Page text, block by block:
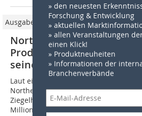
» den neuesten
Forschung & Entwicklung
» aktuellen
» allen Veranstaltungen
einen Klick!
» Produktneuheiten
» Informationen der
Branchenverbände
Ausgabe 04/2024
Northern Greece
Produktionsanlagen in
seine Präsenz auf dem
Laut einer Pressemitteilung im
Northern Greece Ceramics (KEBE),
Ziegelhersteller der Region, eine
Millionen Euro für den...